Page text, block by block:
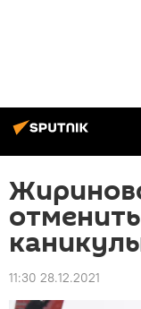
11:30 28.12.2021